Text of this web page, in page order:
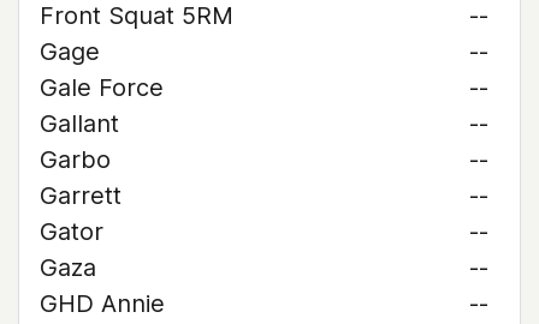
Front Squat 5RM
--
Gage
--
Gale Force
--
Gallant
--
Garbo
--
Garrett
--
Gator
--
Gaza
--
GHD Annie
--